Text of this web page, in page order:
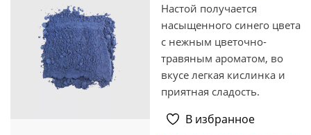
Настой получается
насыщенного синего цвета
с нежным цветочно-
травяным ароматом, во
вкусе легкая кислинка и
приятная сладость.
В избранное